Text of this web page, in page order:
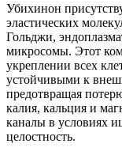
Убихинон
эластических
Гольджи,
микросомы. Этот
укреплении всех
устойчивыми к
предотвращая
калия, кальция и
каналы в условиях
целостность.